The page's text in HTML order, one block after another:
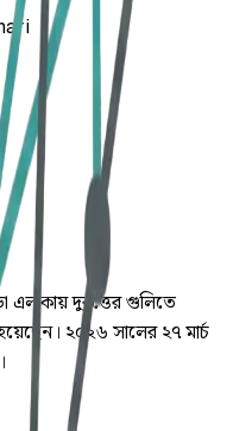
এলাকায় দুর্বৃত্তের গুলিতে
২০২৬ সালের ২৭ মার্চ